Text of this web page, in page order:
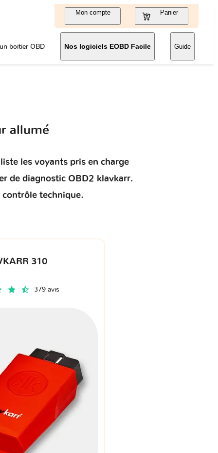
Mon compte Panier
boitier OBD Nos logiciels EOBD Facile Guide
allumé
les voyants pris en charge
de diagnostic OBD2 klavkarr.
technique.
310
379 avis